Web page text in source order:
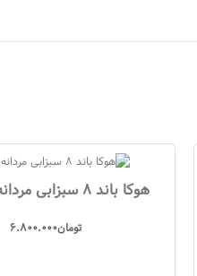
هوکا باند 8 سبزابی مردانه و پسرانه
تومان6.800.000